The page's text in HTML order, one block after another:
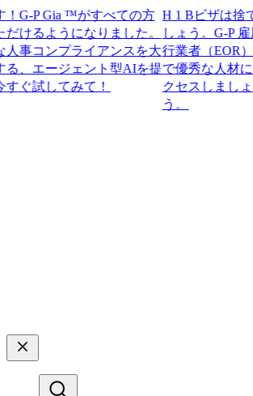
P Gia ™がすべての方
るようになりました。
コンプライアンスを大
エージェント型AIを提
試してみて！​​
H 1 Bビザは捨てま
しょう。G-P 雇用代
行業者（EOR）™
で優秀な人材にア
クセスしましょ
う。​​